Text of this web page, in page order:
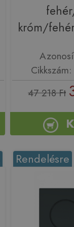
króm/
47 218 Ft
Rendelésre